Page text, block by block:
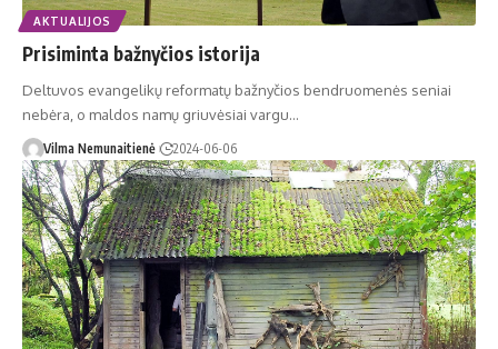
AKTUALIJOS
Prisiminta bažnyčios istorija
Deltuvos evangelikų reformatų bažnyčios bendruomenės seniai
nebėra, o maldos namų griuvėsiai vargu…
Vilma Nemunaitienė 2024-06-06